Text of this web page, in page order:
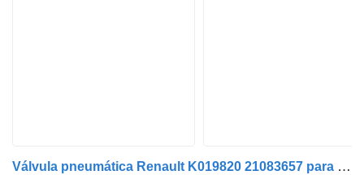
Válvula pneumática Renault K019820 21083657 para camião Renault PREMIUM MAGNUM DXI